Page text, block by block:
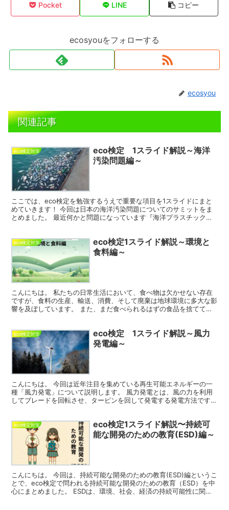
Pocket LINE コピー
ecosyouをフォローする
ecosyou
関連記事
eco検定対策
eco検定 1スライド解説～海洋
汚染問題編～
ここでは、eco検定を勉強するうえで重要な項目を1スライドにまと
めていきます！ 今回は日本の海洋汚染問題についてのサミットをま
とめました。 最近何かと問題になっています『海洋プラスチック』
eco検定対策
eco検定1スライド解説～環境と
食料編～
こんにちは。 私たちの日常生活において、食べ物は欠かせない存在
ですが、食料の生産、輸送、消費、そして廃棄は地球環境に多大な影
響を及ぼしています。 また、まだ食べられるはずの食品を捨ててし
eco検定対策
eco検定 1スライド解説～風力
発電編～
こんにちは。 今回は近年注目を集めている再生可能エネルギーの一
種「風力発電」について説明します。 風力発電とは、風の力を利用
してブレードを回転させ、タービンを回して発電する発電方法です。
eco検定対策
eco検定1スライド解説〜持続可
能な開発のための教育(ESD)編～
こんにちは。 今回は、持続可能な開発のための教育(ESD)編というこ
とで、eco検定で問われる持続可能な開発のための教育（ESD）を中
心にまとめました。 ESDは、環境、社会、経済の持続可能性に関す